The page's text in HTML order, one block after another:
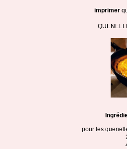
imprimer
pour les